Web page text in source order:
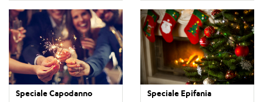
Speciale Capodanno Speciale Epifania